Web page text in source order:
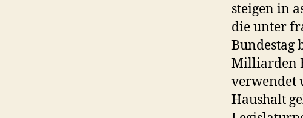
steigen in
die unter
Bundestag
Milliarden
verwendet
Haushalt